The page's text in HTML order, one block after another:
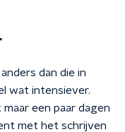
dan die in
wat intensiever.
een paar dagen
met het schrijven